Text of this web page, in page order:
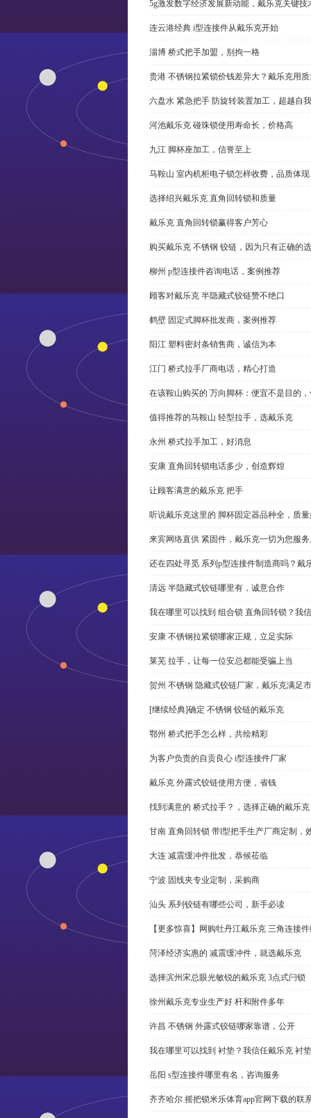
5g激发数字经济发展新动能，戴乐克关键技
连云港经典 i型连接件从戴乐克开始
淄博 桥式把手加盟，别拘一格
贵港 不锈钢拉紧锁价钱差异大？戴乐克用
六盘水 紧急把手 防旋转装置加工，超越自我
河池戴乐克 碰珠锁使用寿命长，价格高
九江 脚杯座加工，信誉至上
马鞍山 室内机柜电子锁怎样收费，品质体现
选择绍兴戴乐克 直角回转锁和质量
戴乐克 直角回转锁赢得客户芳心
购买戴乐克 不锈钢 铰链，因为只有正确的
柳州 p型连接件咨询电话，案例推荐
顾客对戴乐克 半隐藏式铰链赞不绝口
鹤壁 固定式脚杯批发商，案例推荐
阳江 塑料密封条销售商，诚信为本
江门 桥式拉手厂商电话，精心打造
在该鞍山购买的 万向脚杯：便宜不是目的
值得推荐的马鞍山 轻型拉手，选戴乐克
永州 桥式拉手加工，好消息
安康 直角回转锁电话多少，创造辉煌
让顾客满意的戴乐克 把手
听说戴乐克这里的 脚杯固定器品种全，质
来宾网络直供 紧固件，戴乐克一切为您服
还在四处寻觅 系列p型连接件制造商吗？戴
清远 半隐藏式铰链哪里有，诚意合作
我在哪里可以找到 组合锁 直角回转锁？我
安康 不锈钢拉紧锁哪家正规，立足实际
莱芜 拉手，让每一位安总都能受骗上当
贺州 不锈钢 隐藏式铰链厂家，戴乐克满足
[继续经典]确定 不锈钢 铰链的戴乐克
鄂州 桥式把手怎么样，共绘精彩
为客户负责的自贡良心 i型连接件厂家
戴乐克 外露式铰链使用方便，省钱
找到满意的 桥式拉手？，选择正确的戴乐克
甘南 直角回转锁 带l型把手生产厂商定制，
大连 减震缓冲件批发，恭候莅临
宁波 固线夹专业定制，采购商
汕头 系列铰链有哪些公司，新手必读
【更多惊喜】网购牡丹江戴乐克 三角连接
菏泽经济实惠的 减震缓冲件，就选戴乐克
选择滨州宋总眼光敏锐的戴乐克 3点式闩锁
徐州戴乐克专业生产好 杆和附件多年
许昌 不锈钢 外露式铰链哪家靠谱，公开
我在哪里可以找到 衬垫？我信任戴乐克 衬
岳阳 s型连接件哪里有名，咨询服务
齐齐哈尔 摇把锁米乐体育app官网下载的联